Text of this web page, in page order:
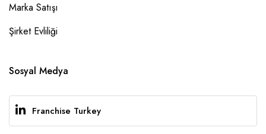
Marka Satışı
Şirket Evliliği
Sosyal Medya
Franchise Turkey